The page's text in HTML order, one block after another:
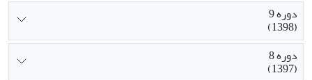
دوره 9
(1398)
دوره 8
(1397)